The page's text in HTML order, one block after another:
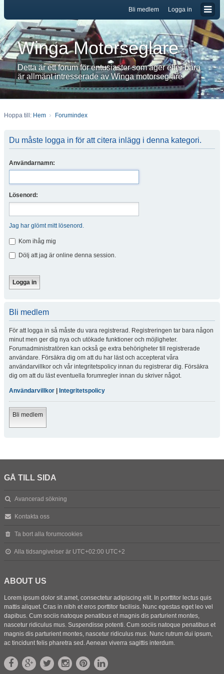
Logga in
Bli medlem
Winga Motorseglare
Detta är ett forum för entusiaster som äger eller bara
är allmänt intresserade av Winga motorseglare
Hoppa till: Hem Forumindex
Du måste logga in för att citera inlägg i denna kategori.
Användarnamn:
Lösenord:
Jag har glömt mitt lösenord.
Kom ihåg mig
Dölj att jag är online denna session.
Bli medlem
För att logga in så måste du vara registrerad. Registreringen tar bara någon
minut men ger dig nya och utökade funktioner och möjligheter.
Forumadministratören kan också ge extra behörigheter till registrerade
användare. Försäkra dig om att du har läst och accepterat våra
användarvillkor och vår integritetspolicy innan du registrerar dig. Försäkra
dig om att du läst eventuella forumregler innan du skriver något.
Användarvillkor Integritetspolicy
Bli medlem
GÅ TILL SIDA
Avancerad sökning
Kontakta oss
Ta bort alla forumcookies
Alla tidsangivelser är UTC+02:00 UTC+2
ABOUT US
Lorem ipsum dolor sit amet, consectetur adipiscing elit. In porttitor lectus quis
mattis aliquet. Cras in nibh et eros porttitor facilisis. Nunc egestas eget leo vel
dapibus. Cum sociis natoque penatibus et magnis dis parturient montes,
nascetur ridiculus mus. Suspendisse potenti. Cum sociis natoque penatibus et
magnis dis parturient montes, nascetur ridiculus mus. Nunc rutrum dui ipsum,
ac tincidunt felis pharetra sed. Aenean viverra sagittis interdum.